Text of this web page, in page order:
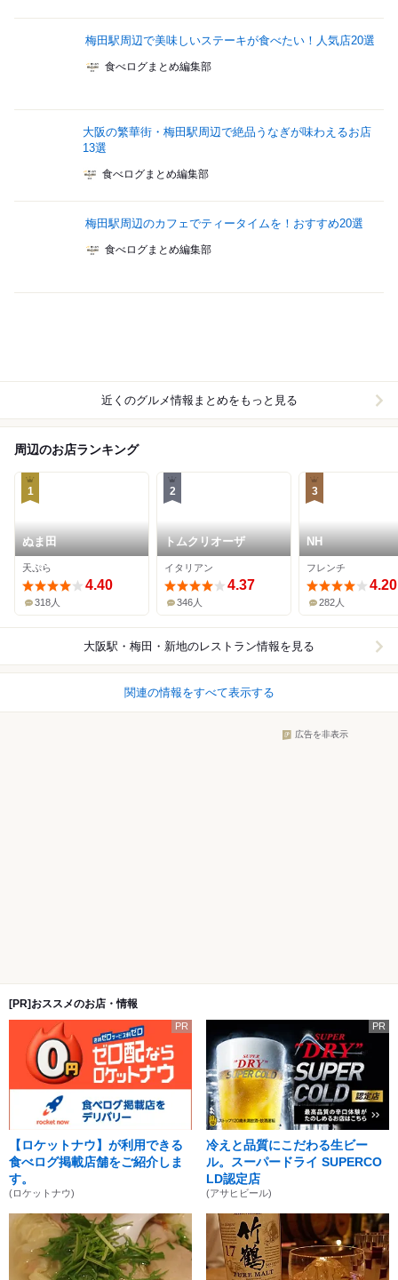
梅田駅周辺で美味しいステーキが食べたい！人気店20選
食べログまとめ編集部
大阪の繁華街・梅田駅周辺で絶品うなぎが味わえるお店
13選
食べログまとめ編集部
梅田駅周辺のカフェでティータイムを！おすすめ20選
食べログまとめ編集部
近くのグルメ情報まとめをもっと見る
周辺のお店ランキング
1
ぬま田
天ぷら
4.40
318人
2
トムクリオーザ
イタリアン
4.37
346人
3
NH
フレンチ
4.20
282人
大阪駅・梅田・新地のレストラン情報を見る
関連の情報をすべて表示する
広告を非表示
[PR]おススメのお店・情報
PR
【ロケットナウ】が利用できる
食べログ掲載店舗をご紹介しま
す。
(ロケットナウ)
PR
冷えと品質にこだわる生ビー
ル。スーパードライ SUPERCO
LD認定店
(アサヒビール)